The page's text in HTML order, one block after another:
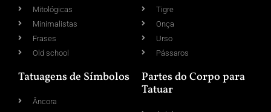
Mitológicas
Minimalistas
Frases
Old school
Tigre
Onça
Urso
Pássaros
Tatuagens de Símbolos
Âncora
Partes do Corpo para
Tatuar